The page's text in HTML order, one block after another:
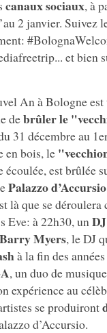
canaux sociaux, à
2 janvier. Suivez
et bien
An à Bologne est
debrûler le
31 décembre au
en bois, le
écoulée, est brûlée
Palazzo d’Accursio
là que se déroulera
Eve: à 22h30, un
Barry Myers, le DJ
à la fin des
, un duo de
expérience au
se produiront
d’Accursio.